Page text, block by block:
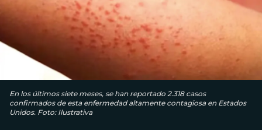
En los últimos siete meses, se han reportado 2.318 casos
confirmados de esta enfermedad altamente contagiosa en Estados
Unidos. Foto: Ilustrativa